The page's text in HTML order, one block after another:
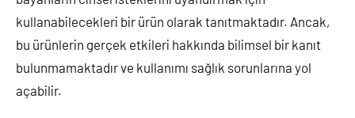
kullanabilecekleri bir ürün olarak tanıtmaktadır. Ancak,
bu ürünlerin gerçek etkileri hakkında bilimsel bir kanıt
bulunmamaktadır ve kullanımı sağlık sorunlarına yol
açabilir.